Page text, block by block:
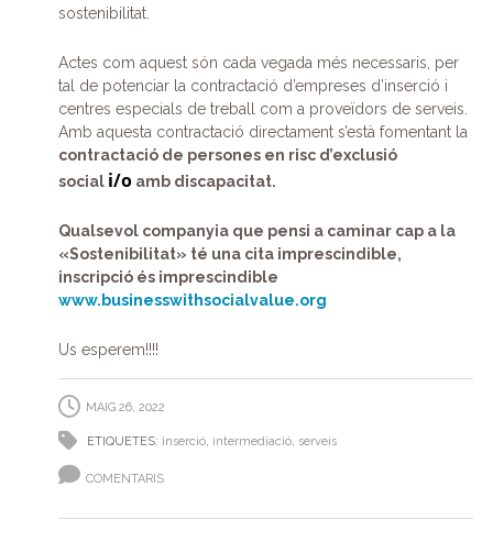
sostenibilitat.
Actes com aquest són cada vegada més necessaris, per
tal de potenciar la contractació d’empreses d’inserció i
centres especials de treball com a proveïdors de serveis.
Amb aquesta contractació directament s’està fomentant la
contractació de persones en risc d’exclusió
social i/oamb discapacitat.
Qualsevol companyia que pensi a caminar cap a la
«Sostenibilitat» té una cita imprescindible,
inscripció és imprescindible
www.businesswithsocialvalue.org
Us esperem!!!!
MAIG 26, 2022
ETIQUETES: inserció, intermediació, serveis
COMENTARIS